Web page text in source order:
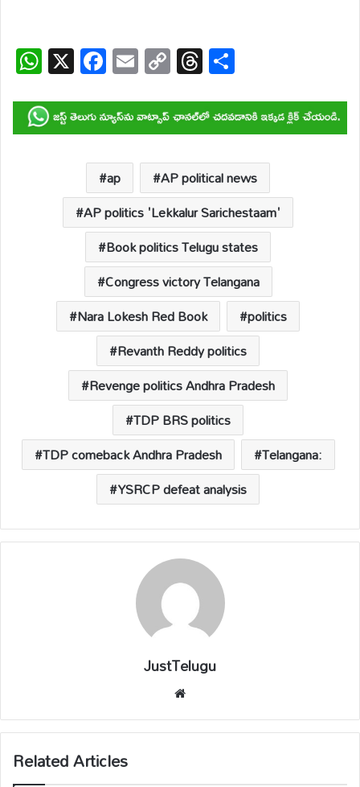
W
h
at
s
X F
ac
e
b
o
o
k
E
m
ail
C
o
p
y
Li
n
k
T
hr
e
a
d
s
ar
e
ap
AP political news
AP politics 'Lekkalur Sarichestaam'
Book politics Telugu states
Congress victory Telangana
Nara Lokesh Red Book
politics
Revanth Reddy politics
Revenge politics Andhra Pradesh
TDP BRS politics
TDP comeback Andhra Pradesh
Telangana:
YSRCP defeat analysis
JustTelugu
bsi
te
Related Articles